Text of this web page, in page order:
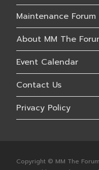
Maintenance Forum
About MM The
Event Calendar
Contact Us
Privacy Policy
Copyright © MM The Forum